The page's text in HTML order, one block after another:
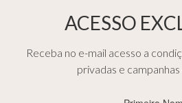
ACESSO
Receba no e-mail acesso a
privadas e campanhas